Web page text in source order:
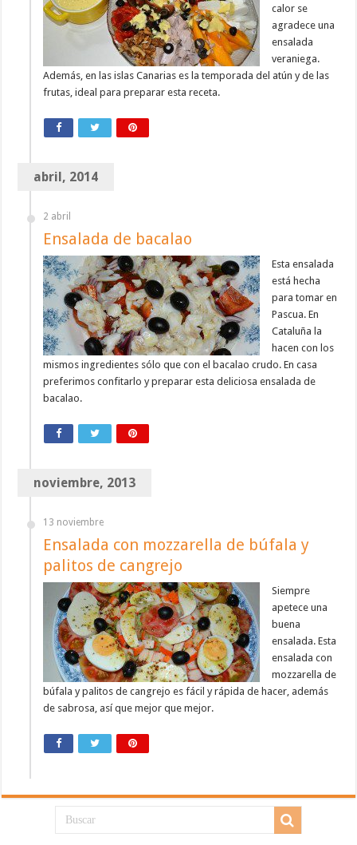
calor se
agradece una
ensalada
veraniega.
Además, en las islas Canarias es la temporada del atún y de las
frutas, ideal para preparar esta receta.
abril, 2014
2 abril
Ensalada de bacalao
Esta ensalada
está hecha
para tomar en
Pascua. En
Cataluña la
hacen con los
mismos ingredientes sólo que con el bacalao crudo. En casa
preferimos confitarlo y preparar esta deliciosa ensalada de
bacalao.
noviembre, 2013
13 noviembre
Ensalada con mozzarella de búfala y
palitos de cangrejo
Siempre
apetece una
buena
ensalada. Esta
ensalada con
mozzarella de
búfala y palitos de cangrejo es fácil y rápida de hacer, además
de sabrosa, así que mejor que mejor.